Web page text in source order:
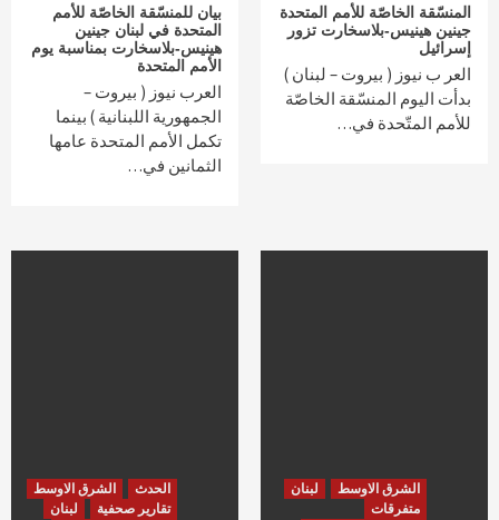
المنسّقة الخاصّة للأمم المتحدة
جينين هينيس-بلاسخارت تزور
إسرائيل
العر ب نيوز ( بيروت – لبنان )
بدأت اليوم المنسّقة الخاصّة
للأمم المتّحدة في…
بيان للمنسّقة الخاصّة للأمم
المتحدة في لبنان جينين
هينيس-بلاسخارت بمناسبة يوم
الأمم المتحدة
العرب نيوز ( بيروت –
الجمهورية اللبنانية ) بينما
تكمل الأمم المتحدة عامها
الثمانين في…
الشرق الاوسط
لبنان
متفرقات
الحدث
الشرق الاوسط
تقارير صحفية
لبنان